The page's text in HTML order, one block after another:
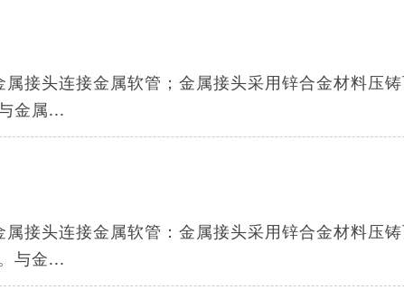
接头连接金属软管；金属接头采用锌合金材料压
金属...
接头连接金属软管：金属接头采用锌合金材料压
与金...